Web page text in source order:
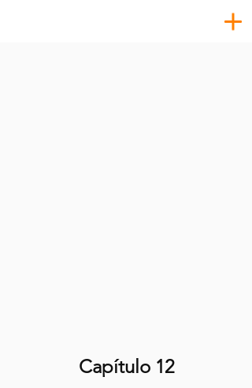
Capítulo 12